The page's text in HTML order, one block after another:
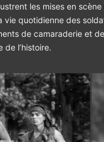
les mises en
vie quotidienne des
de camaraderie et
l’histoire.